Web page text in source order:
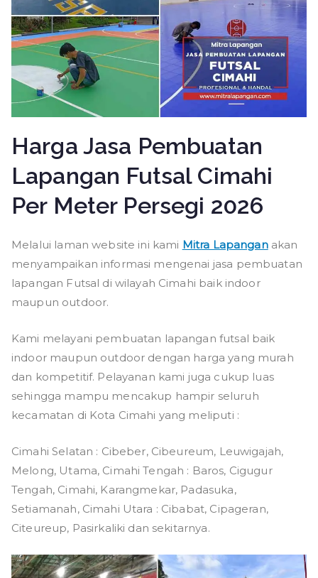
Harga Jasa Pembuatan
Lapangan Futsal Cimahi
Per Meter Persegi 2026
Melalui laman website ini kami Mitra Lapanganakan
menyampaikan informasi mengenai jasa pembuatan
lapangan Futsal di wilayah Cimahi baik indoor
maupun outdoor.
Kami melayani pembuatan lapangan futsal baik
indoor maupun outdoor dengan harga yang murah
dan kompetitif. Pelayanan kami juga cukup luas
sehingga mampu mencakup hampir seluruh
kecamatan di Kota Cimahi yang meliputi :
Cimahi Selatan : Cibeber, Cibeureum, Leuwigajah,
Melong, Utama, Cimahi Tengah : Baros, Cigugur
Tengah, Cimahi, Karangmekar, Padasuka,
Setiamanah, Cimahi Utara : Cibabat, Cipageran,
Citeureup, Pasirkaliki dan sekitarnya.